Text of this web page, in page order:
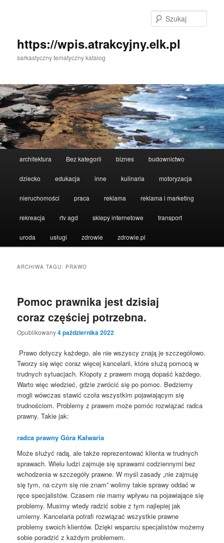
https://wpis.atrakcyjny.elk.pl
sarkastyczny tematyczny katalog
architektura Bez kategorii biznes budownictwo
dziecko edukacja inne kulinaria motoryzacja
nieruchomości praca reklama reklama i marketing
rekreacja rtv agd sklepy internetowe transport
uroda usługi zdrowie zdrowie.pl
ARCHIWA TAGU: PRAWO
Pomoc prawnika jest dzisiaj
coraz częściej potrzebna.
Opublikowany4 października 2022
Prawo dotyczy każdego, ale nie wszyscy znają je szczegółowo.
Tworzy się więc coraz więcej kancelarii, które służą pomocą w
trudnych sytuacjach. Kłopoty z prawem mogą dopaść każdego.
Warto więc wiedzieć, gdzie zwrócić się po pomoc. Bedziemy
mogli wówczas stawić czoła wszystkim pojawiającym się
trudnościom. Problemy z prawem może pomóc rozwiązać radca
prawny. Takie jak:
radca prawny Góra Kalwaria
Może służyć radą, ale także reprezentować klienta w trudnych
sprawach. Wielu ludzi zajmuje się sprawami codziennymi bez
wchodzenia w szczegóły prawne. W myśl zasady „nie zajmuję
się tym, na czym się nie znam” wolimy takie sprawy oddać w
ręce specjalistów. Czasem nie mamy wpływu na pojawiające się
problemy. Musimy wtedy radzić sobie z tym najlepiej jak
umiemy. Kancelaria potrafi rozwiązać wszystkie prawne
problemy swoich klientów. Dzięki wsparciu specjalistów możemy
sobie poradzić z każdym problemem.